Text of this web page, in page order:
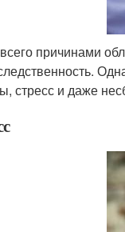
причинами
стресс и даже